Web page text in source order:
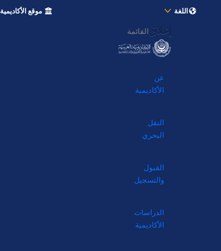
اللغة موقع الأكاديمية
إغلاق القائمة
عن
الأكاديمية
النقل
البحري
القبول
والتسجيل
الدراسات
الأكاديمية